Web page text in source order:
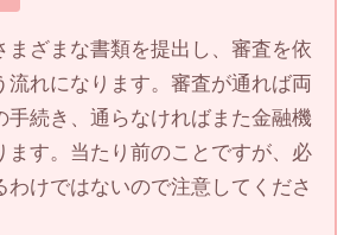
まざまな書類を提出し、審査を依
流れになります。審査が通れば両
手続き、通らなければまた金融機
ます。当たり前のことですが、必
わけではないので注意してくださ